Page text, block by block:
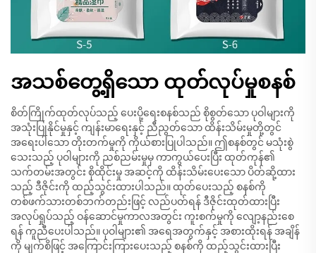
အသစ်တွေ့ရှိသော ထုတ်လုပ်မှုစနစ်
စိတ်ကြိုက်ထုတ်လုပ်သည့် ပေးပို့ရေးစနစ်သည် စိုစွတ်သော ပုဝါများကို
အသုံးပြုနိုင်မှုနှင့် ကျန်းမာရေးနှင့် ညီညွတ်သော ထိန်းသိမ်းမှုတို့တွင်
အရေးပါသော တိုးတက်မှုကို ကိုယ်စားပြုပါသည်။ ဤစနစ်တွင် မသုံးစွဲ
သေးသည့် ပုဝါများကို ညစ်ညမ်းမှုမှ ကာကွယ်ပေးပြီး ထုတ်ကုန်၏
သက်တမ်းအတွင်း စိုထိုင်းမှု အဆင့်ကို ထိန်းသိမ်းပေးသော ပိတ်ဆို့ထား
သည့် ဒီဇိုင်းကို ထည့်သွင်းထားပါသည်။ ထုတ်ပေးသည့် စနစ်ကို
တစ်ဖက်သားတစ်ဘက်တည်းဖြင့် လည်ပတ်ရန် ဒီဇိုင်းထုတ်ထားပြီး
အလုပ်ရှုပ်သည့် ဝန်ဆောင်မှုကာလအတွင်း ကူးစက်မှုကို လျော့နည်းစေ
ရန် ကူညီပေးပါသည်။ ပုဝါများ၏ အရေအတွက်နှင့် အစားထိုးရန် အချိန်
ကို မျက်စိဖြင့် အကြောင်းကြားပေးသည့် စနစ်ကို ထည့်သွင်းထားပြီး